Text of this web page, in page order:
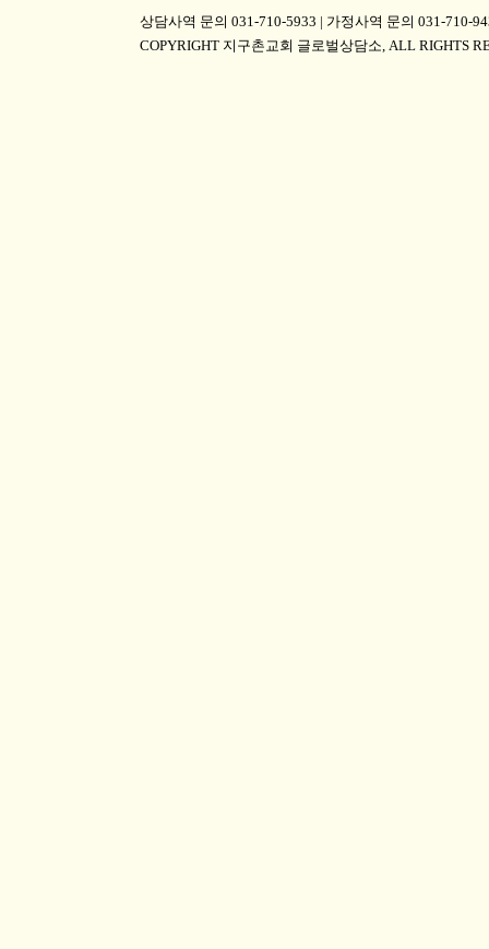
상담사역 문의 031-710-5933 | 가정사역 문의 031-710-
COPYRIGHT 지구촌교회 글로벌상담소, ALL RIGHTS